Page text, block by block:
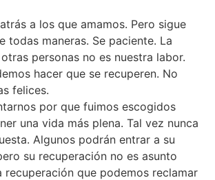
a los que amamos. Pero sigue
todas maneras. Se paciente. La
personas no es nuestra labor.
hacer que se recuperen. No
felices.
por que fuimos escogidos
una vida más plena. Tal vez nunca
Algunos podrán entrar a su
su recuperación no es asunto
recuperación que podemos reclamar